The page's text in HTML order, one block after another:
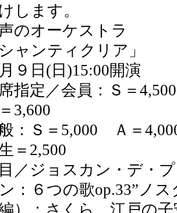
します。
のオーケストラ
シャンティクリア」
９日(日)15:00開演
指定／会員：Ｓ＝4,500
3,600
：Ｓ＝5,000 Ａ＝
＝2,500
／ジョスカン・デ・
：６つの歌op.33”ノ
）：さくら、江戸の